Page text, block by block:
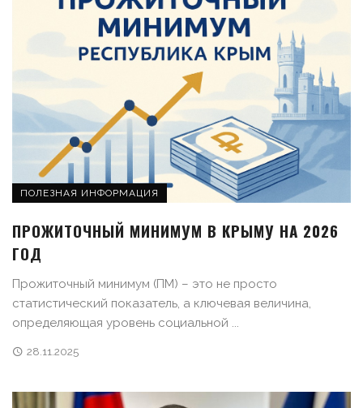
ПОЛЕЗНАЯ ИНФОРМАЦИЯ
ПРОЖИТОЧНЫЙ МИНИМУМ В КРЫМУ НА 2026
ГОД
Прожиточный минимум (ПМ) – это не просто
статистический показатель, а ключевая величина,
определяющая уровень социальной ...
28.11.2025